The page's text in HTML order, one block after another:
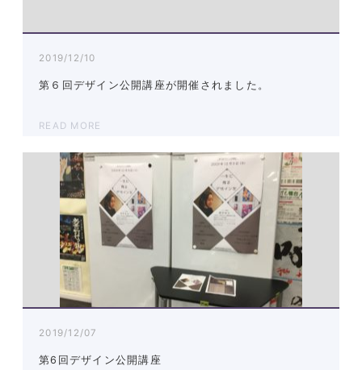
2019/12/10
第６回デザイン公開講座が開催されました。
READ MORE
2019/12/07
第6回デザイン公開講座